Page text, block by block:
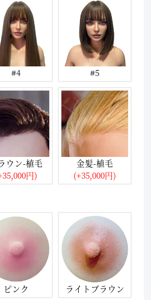
#4 #5
ウン-植毛
円)
金髪-植毛
(+35,000円)
ピンク ライトブラウン